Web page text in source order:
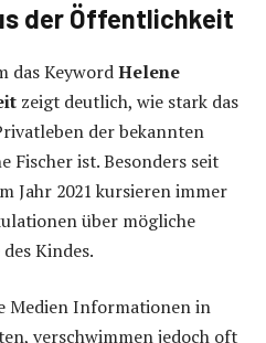
der Öffentlichkeit
das KeywordHelene
zeigt deutlich, wie stark das
der bekannten
Fischer ist. Besonders seit
Jahr 2021 kursieren immer
über mögliche
Kindes.
Medien Informationen in
verschwimmen jedoch oft